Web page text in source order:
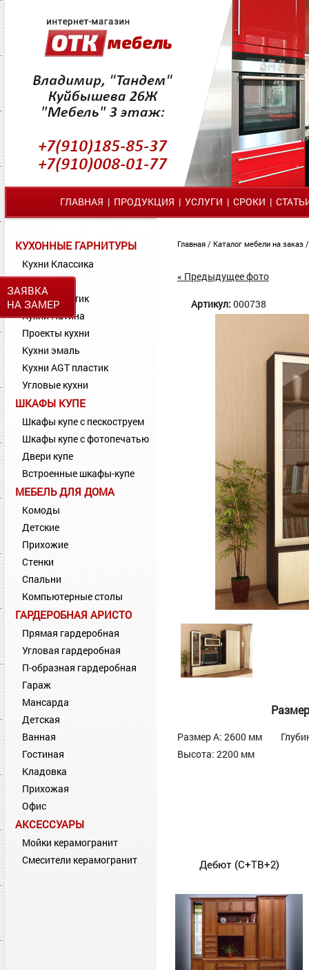
ЗАЯВКА
НА ЗАМЕР
ГЛАВНАЯ | ПРОДУКЦИЯ | УСЛУГИ | СРОКИ |
КУХОННЫЕ ГАРНИТУРЫ
Кухни Классика
Кухни МДФ
Кухни Пластик
Кухни Патина
Проекты кухни
Кухни эмаль
Кухни AGT пластик
Угловые кухни
ШКАФЫ КУПЕ
Шкафы купе с пескоструем
Шкафы купе с фотопечатью
Двери купе
Встроенные шкафы-купе
МЕБЕЛЬ ДЛЯ ДОМА
Комоды
Детские
Прихожие
Стенки
Спальни
Компьютерные столы
ГАРДЕРОБНАЯ АРИСТО
Прямая гардеробная
Угловая гардеробная
П-образная гардеробная
Гараж
Мансарда
Детская
Ванная
Гостиная
Кладовка
Прихожая
Офис
АКСЕССУАРЫ
Мойки керамогранит
Смесители керамогранит
Главная / Каталог мебели на заказ
« Предыдущее фото
Артикул: 000738
Размер А: 2600 мм
Высота: 2200 мм
Дебют (С+ТВ+2)